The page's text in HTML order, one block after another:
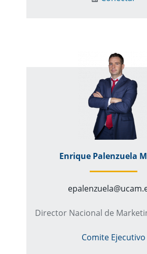
Enrique Palenzuela
Director Nacional de
Comite Ejecutivo